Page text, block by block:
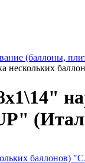
(баллоны,
нескольких